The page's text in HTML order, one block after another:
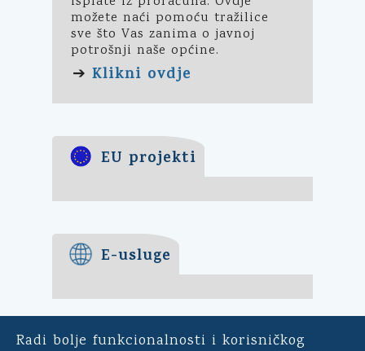
Radi bolje funkcionalnosti i korisničkog
možete naći pomoću tražilice
sve što Vas zanima o javnoj
potrošnji naše općine.
➔ Klikni ovdje
EU projekti
E-usluge